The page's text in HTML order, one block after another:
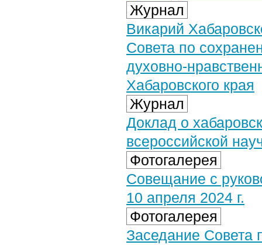
Журнал
Викарий
Совета по
духовно-
Хабаровского края
Журнал
Доклад о
всероссийской
Фотогалерея
Совещание с
10 апреля 2024 г.
Фотогалерея
Заседание Совета